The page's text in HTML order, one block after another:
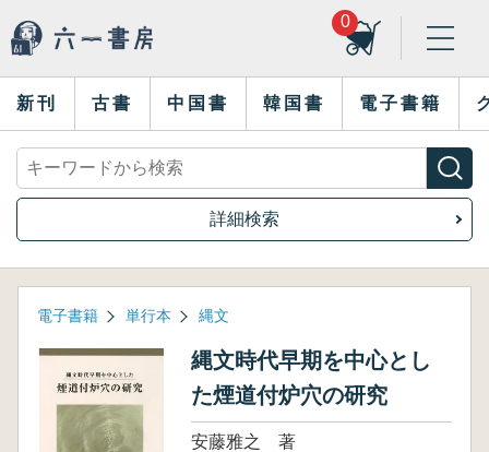
0
新刊 古書 中国書 韓国書 電子書籍
詳細検索
電子書籍 単行本 縄文
縄文時代早期を中心とし
た煙道付炉穴の研究
安藤雅之 著